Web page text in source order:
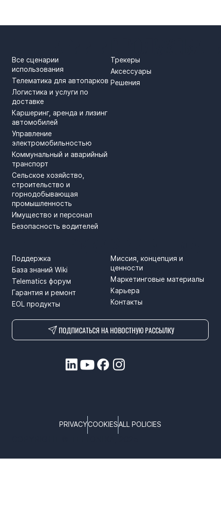
Все сценарии
использования
Телематика для автопарков
Логистика и услуги по
доставке
Каршеринг, аренда и лизинг
автомобилей
Управление
электромобильностью
Коммунальный и аварийный
транспорт
Сельское хозяйство,
строительство и
горнодобывающая
промышленность
Имущество и персонал
Безопасность водителей
Трекеры
Аксессуары
Решения
Миссия, концепция и
ценности
Маркетинговые материалы
Карьера
Контакты
Поддержка
База знаний Wiki
Telematics форум
Гарантия и ремонт
EOL продукты
ПОДПИСАТЬСЯ НА НОВОСТНУЮ РАССЫЛКУ
PRIVACYCOOKIESALL POLICIES